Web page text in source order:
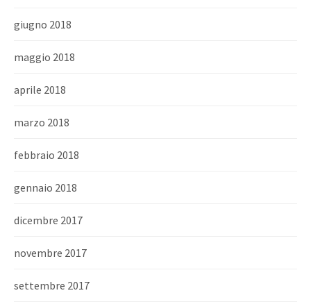
giugno 2018
maggio 2018
aprile 2018
marzo 2018
febbraio 2018
gennaio 2018
dicembre 2017
novembre 2017
settembre 2017